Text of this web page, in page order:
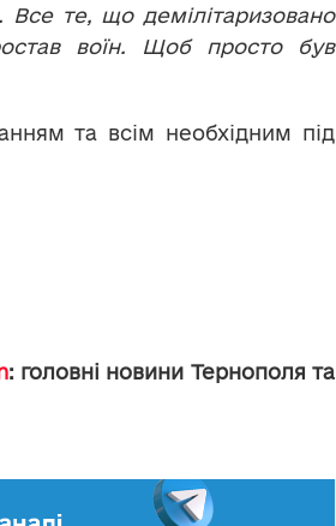
Все те, що демілітаризовано
воїн. Щоб просто був
та всім необхідним під
: головні новини Тернополя та